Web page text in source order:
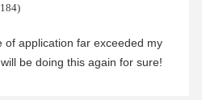
of application far exceeded my
be doing this again for sure!